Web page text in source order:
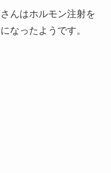
んはホルモン注射を
なったようです。